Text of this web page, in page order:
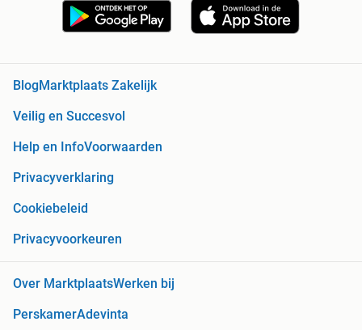
BlogMarktplaats Zakelijk
Veilig en Succesvol
Help en InfoVoorwaarden
Privacyverklaring
Cookiebeleid
Privacyvoorkeuren
Over MarktplaatsWerken bij
PerskamerAdevinta